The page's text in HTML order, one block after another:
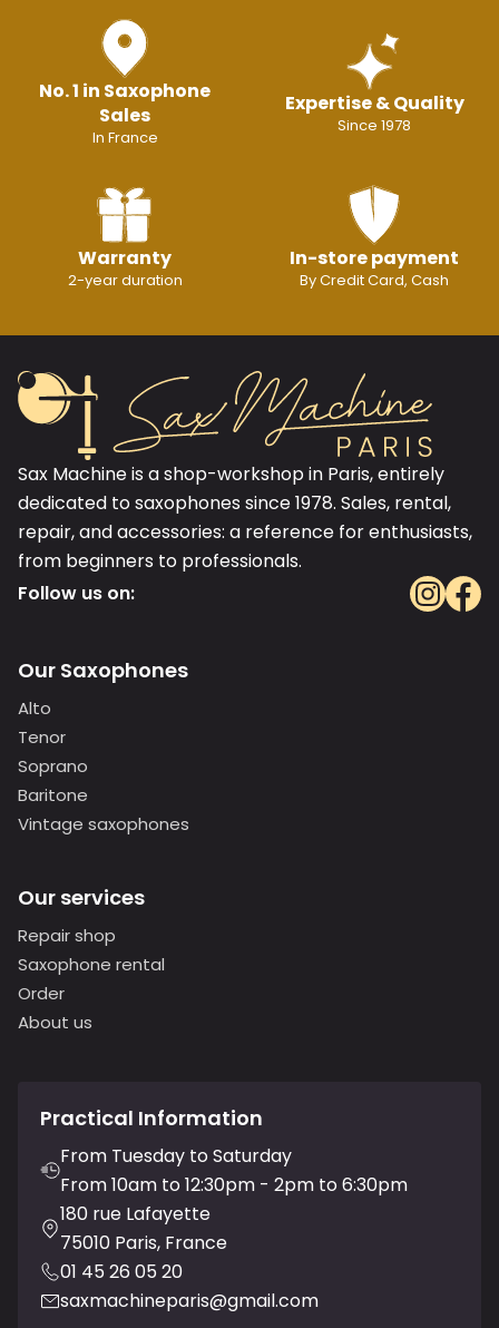
No. 1 in Saxophone
Sales
In France
Expertise & Quality
Since 1978
Warranty
2-year duration
In-store payment
By Credit Card, Cash
Sax Machine is a shop-workshop in Paris, entirely
dedicated to saxophones since 1978. Sales, rental,
repair, and accessories: a reference for enthusiasts,
from beginners to professionals.
Follow us on:
Our Saxophones
Alto
Tenor
Soprano
Baritone
Vintage saxophones
Our services
Repair shop
Saxophone rental
Order
About us
Practical Information
From Tuesday to Saturday
From 10am to 12:30pm - 2pm to 6:30pm
180 rue Lafayette
75010 Paris, France
01 45 26 05 20
saxmachineparis@gmail.com